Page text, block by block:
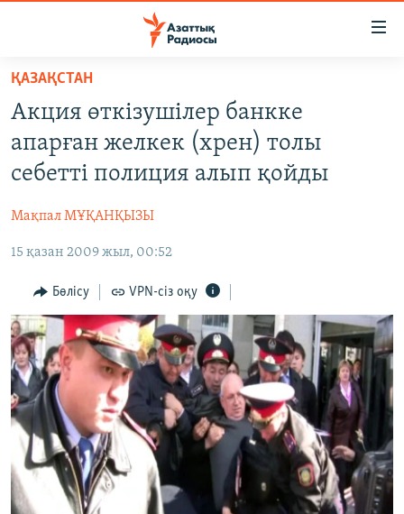
Skip
main
content
main
Skip
Search
САЯСАТ
AZATTYQTV
АДАМ ҚҰҚЫҚТАРЫ
ӘЛЕУМЕТ
ӘЛЕМ
АРНАЙЫ ЖОБАЛАР
Русский
ЖАЗЫЛЫҢЫЗ
Басқа тілдерде
ҚАЗАҚСТАН
Акция өткізушілер банкке
апарған желкек (хрен) толы
себетті полиция алып қойды
Мақпал МҰҚАНҚЫЗЫ
15 қазан 2009 жыл, 00:52
Бөлісу VPN-сіз оқу